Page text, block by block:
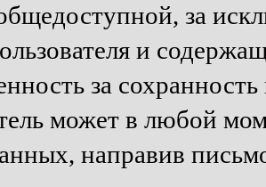
за
и
за
может в любой
направив